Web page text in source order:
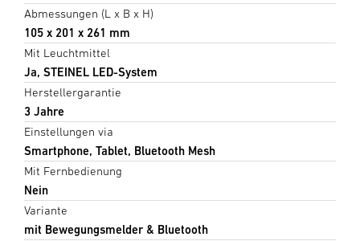
Abmessungen (L x B x H)
105 x 201 x 261 mm
Mit Leuchtmittel
Ja, STEINEL LED-System
Herstellergarantie
3 Jahre
Einstellungen via
Smartphone, Tablet, Bluetooth Mesh
Mit Fernbedienung
Nein
Variante
mit Bewegungsmelder & Bluetooth